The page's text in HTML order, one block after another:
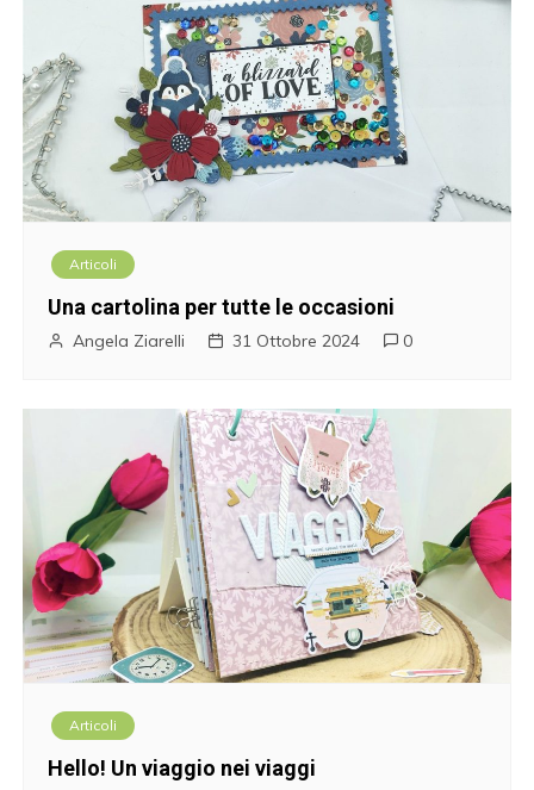
Articoli
Una cartolina per tutte le occasioni
Angela Ziarelli 31 Ottobre 2024 0
Articoli
Hello! Un viaggio nei viaggi